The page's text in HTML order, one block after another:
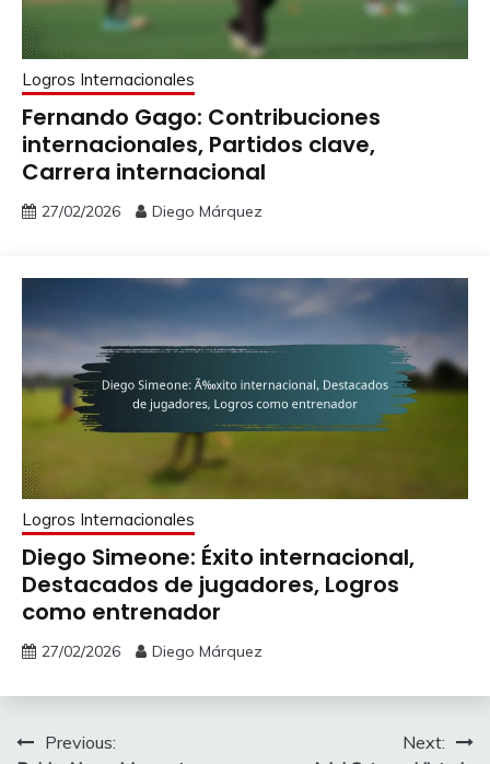
Logros Internacionales
Fernando Gago: Contribuciones
internacionales, Partidos clave,
Carrera internacional
27/02/2026 Diego Márquez
Logros Internacionales
Diego Simeone: Éxito internacional,
Destacados de jugadores, Logros
como entrenador
27/02/2026 Diego Márquez
PostPrevious:
Next: